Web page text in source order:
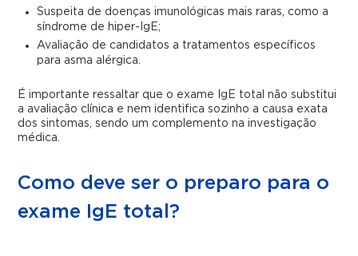
Suspeita de doenças imunológicas mais raras, como a
síndrome de hiper-IgE;
Avaliação de candidatos a tratamentos específicos
para asma alérgica.
É importante ressaltar que o exame IgE total não substitui
a avaliação clínica e nem identifica sozinho a causa exata
dos sintomas, sendo um complemento na investigação
médica.
Como deve ser o preparo para o
exame IgE total?